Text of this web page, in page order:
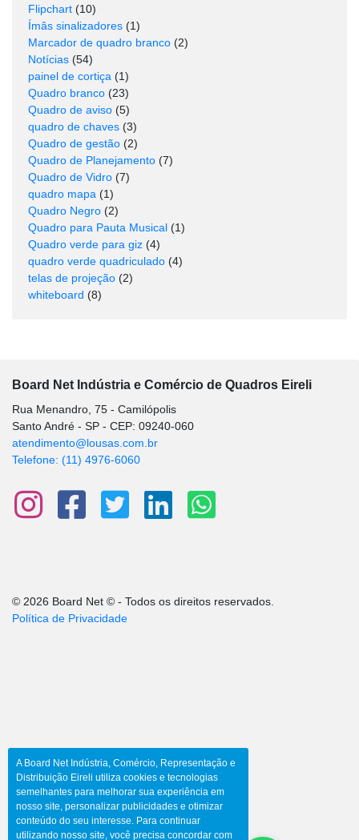
Flipchart (10)
Ímâs sinalizadores (1)
Marcador de quadro branco (2)
Notícias (54)
painel de cortiça (1)
Quadro branco (23)
Quadro de aviso (5)
quadro de chaves (3)
Quadro de gestão (2)
Quadro de Planejamento (7)
Quadro de Vidro (7)
quadro mapa (1)
Quadro Negro (2)
Quadro para Pauta Musical (1)
Quadro verde para giz (4)
quadro verde quadriculado (4)
telas de projeção (2)
whiteboard (8)
Board Net Indústria e Comércio de Quadros Eireli
Rua Menandro, 75 - Camilópolis
Santo André - SP - CEP: 09240-060
atendimento@lousas.com.br
Telefone: (11) 4976-6060
© 2026 Board Net © - Todos os direitos reservados.
Política de Privacidade
A Board Net Indústria, Comércio, Representação e
Distribuição Eireli utiliza cookies e tecnologias
semelhantes para melhorar sua experiência em
nosso site, personalizar publicidades e otimizar
conteúdo do seu interesse. Para continuar
utilizando nosso site, você precisa concordar com